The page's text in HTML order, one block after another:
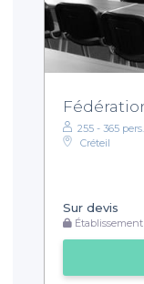
255 - 365 pers.
Créteil
Sur devis